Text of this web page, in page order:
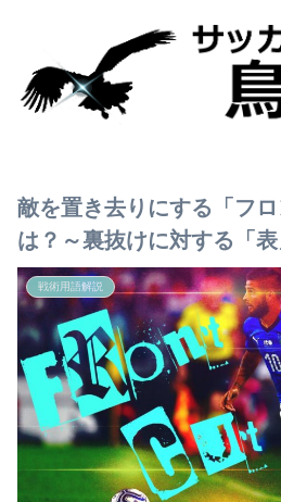
敵を置き去りにする「フ
は？～裏抜けに対する「
戦術用語解説